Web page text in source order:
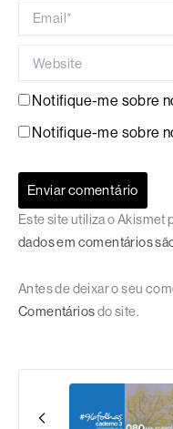
Notifique-me sobre
Notifique-me sobre
Este site utiliza o Akismet
dados em comentários
Antes de deixar o seu
Comentáriosdo site.